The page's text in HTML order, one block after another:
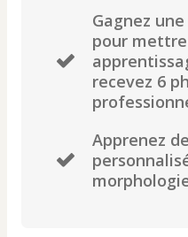
Gagnez
pour
recevez 6
Apprenez